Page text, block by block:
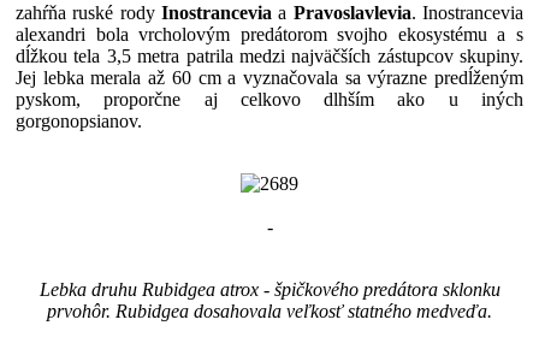
zahŕňa ruské rody Inostrancevia a Pravoslavlevia. Inostrancevia
alexandri bola vrcholovým predátorom svojho ekosystému a s
dĺžkou tela 3,5 metra patrila medzi najväčších zástupcov skupiny.
Jej lebka merala až 60 cm a vyznačovala sa výrazne predĺženým
pyskom, proporčne aj celkovo dlhším ako u iných
gorgonopsianov.
-
Lebka druhu Rubidgea atrox - špičkového predátora sklonku
prvohôr. Rubidgea dosahovala veľkosť statného medveďa.